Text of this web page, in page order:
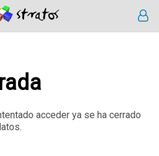
acceder ya se ha cerrado